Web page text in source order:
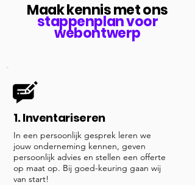
Maak kennis met ons
stappenplan voor
webontwerp
1. Inventariseren
In een persoonlijk gesprek leren we
jouw onderneming kennen, geven
persoonlijk advies en stellen een offerte
op maat op. Bij goed-keuring gaan wij
van start!